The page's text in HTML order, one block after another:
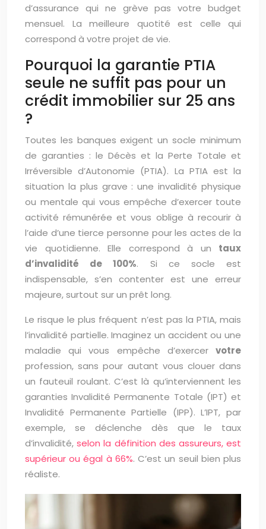
d’assurance qui ne grève pas votre budget
mensuel. La meilleure quotité est celle qui
correspond à votre projet de vie.
Pourquoi la garantie PTIA
seule ne suffit pas pour un
crédit immobilier sur 25 ans
?
Toutes les banques exigent un socle minimum
de garanties : le Décès et la Perte Totale et
Irréversible d’Autonomie (PTIA). La PTIA est la
situation la plus grave : une invalidité physique
ou mentale qui vous empêche d’exercer toute
activité rémunérée et vous oblige à recourir à
l’aide d’une tierce personne pour les actes de la
vie quotidienne. Elle correspond à un taux
d’invalidité de 100%. Si ce socle est
indispensable, s’en contenter est une erreur
majeure, surtout sur un prêt long.
Le risque le plus fréquent n’est pas la PTIA, mais
l’invalidité partielle. Imaginez un accident ou une
maladie qui vous empêche d’exercer votre
profession, sans pour autant vous clouer dans
un fauteuil roulant. C’est là qu’interviennent les
garanties Invalidité Permanente Totale (IPT) et
Invalidité Permanente Partielle (IPP). L’IPT, par
exemple, se déclenche dès que le taux
d’invalidité,selon la définition des assureurs, est
supérieur ou égal à 66%. C’est un seuil bien plus
réaliste.